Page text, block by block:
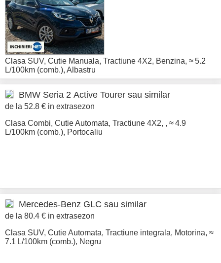
Clasa SUV, Cutie Manuala, Tractiune 4X2, Benzina, ≈ 5.2
L/100km (comb.), Albastru
BMW Seria 2 Active Tourer sau similar
de la 52.8 € in extrasezon
Clasa Combi, Cutie Automata, Tractiune 4X2, , ≈ 4.9
L/100km (comb.), Portocaliu
Mercedes-Benz GLC sau similar
de la 80.4 € in extrasezon
Clasa SUV, Cutie Automata, Tractiune integrala, Motorina, ≈
7.1 L/100km (comb.), Negru